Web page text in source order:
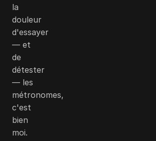
la
douleur
d'essayer
— et
de
détester
— les
métronomes,
c'est
bien
moi.